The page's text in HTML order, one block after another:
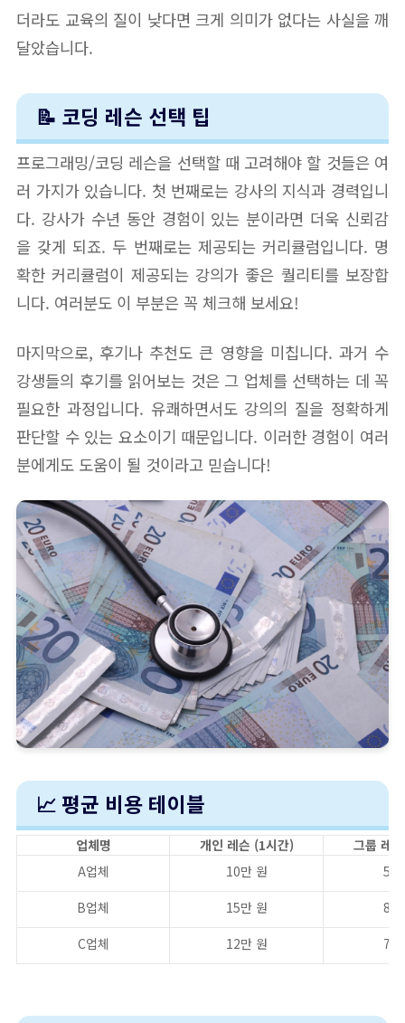
더라도 교육의 질이 낮다면 크게 의미가 없다는 사실을 깨
달았습니다.
📝 코딩 레슨 선택 팁
프로그래밍/코딩 레슨을 선택할 때 고려해야 할 것들은 여
러 가지가 있습니다. 첫 번째로는 강사의 지식과 경력입니
다. 강사가 수년 동안 경험이 있는 분이라면 더욱 신뢰감
을 갖게 되죠. 두 번째로는 제공되는 커리큘럼입니다. 명
확한 커리큘럼이 제공되는 강의가 좋은 퀄리티를 보장합
니다. 여러분도 이 부분은 꼭 체크해 보세요!
마지막으로, 후기나 추천도 큰 영향을 미칩니다. 과거 수
강생들의 후기를 읽어보는 것은 그 업체를 선택하는 데 꼭
필요한 과정입니다. 유쾌하면서도 강의의 질을 정확하게
판단할 수 있는 요소이기 때문입니다. 이러한 경험이 여러
분에게도 도움이 될 것이라고 믿습니다!
📈 평균 비용 테이블
업체명 개인 레슨 (1시간)
그룹 레
A업체
10만 원
5
B업체
15만 원
8
C업체
12만 원 7